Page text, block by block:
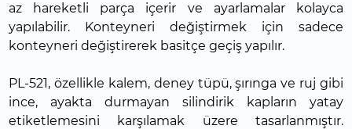
az hareketli parça içerir ve ayarlamalar kolayca
yapılabilir. Konteyneri değiştirmek için sadece
konteyneri değiştirerek basitçe geçiş yapılır.
PL-521, özellikle kalem, deney tüpü, şırınga ve ruj gibi
ince, ayakta durmayan silindirik kapların yatay
etiketlemesini karşılamak üzere tasarlanmıştır.